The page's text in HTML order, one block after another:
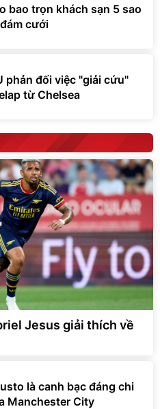
bao trọn khách sạn 5 sao
cưới
phản đối việc "giải cứu"
từ Chelsea
Jesus giải thích về
là canh bạc đáng chi
Manchester City